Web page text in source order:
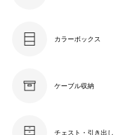
カラーボックス
ケーブル収納
チェスト・引き出し